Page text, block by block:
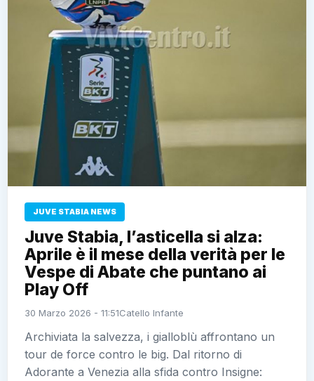
JUVE STABIA NEWS
Juve Stabia, l’asticella si alza:
Aprile è il mese della verità per le
Vespe di Abate che puntano ai
Play Off
30 Marzo 2026 - 11:51Catello Infante
Archiviata la salvezza, i gialloblù affrontano un
tour de force contro le big. Dal ritorno di
Adorante a Venezia alla sfida contro Insigne: